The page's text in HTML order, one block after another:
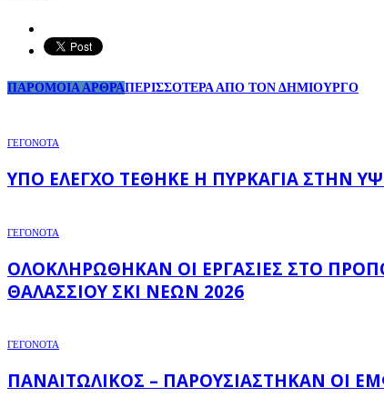
ΠΑΡΟΜΟΙΑ ΑΡΘΡΑΠΕΡΙΣΣΟΤΕΡΑ ΑΠΟ ΤΟΝ ΔΗΜΙΟΥΡΓΟ
ΓΕΓΟΝΟΤΑ
ΥΠΌ ΈΛΕΓΧΟ ΤΈΘΗΚΕ Η ΠΥΡΚΑΓΙΆ ΣΤΗΝ
ΓΕΓΟΝΟΤΑ
ΟΛΟΚΛΗΡΏΘΗΚΑΝ ΟΙ ΕΡΓΑΣΊΕΣ ΣΤΟ
ΘΑΛΆΣΣΙΟΥ ΣΚΙ ΝΈΩΝ 2026
ΓΕΓΟΝΟΤΑ
ΠΑΝΑΙΤΩΛΙΚΌΣ – ΠΑΡΟΥΣΙΆΣΤΗΚΑΝ ΟΙ